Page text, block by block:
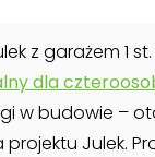
z garażem 1
dla
w budowie –
Julek.